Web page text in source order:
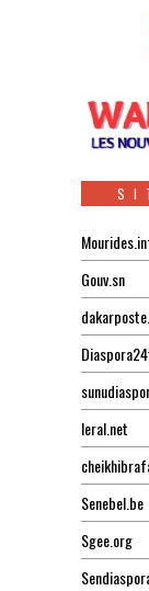
Gouv.sn
leral.net
Senebel.be
Sgee.org